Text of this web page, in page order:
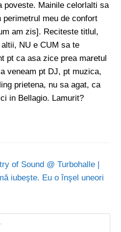
poveste. Mainile celorlalti sa
meu de confort
am zis]. Reciteste titlul,
NU e CUM sa te
pt ca asa zice prea maretul
veneam pt DJ, pt muzica,
prietena, nu sa agat, ca
in Bellagio. Lamurit?
of Sound @ Turbohalle |
iubeşte. Eu o înşel uneori